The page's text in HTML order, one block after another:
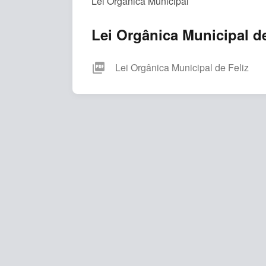
Lei Orgânica Municipal
picture_as_pdf Lei Orgânica Municipal de Feliz